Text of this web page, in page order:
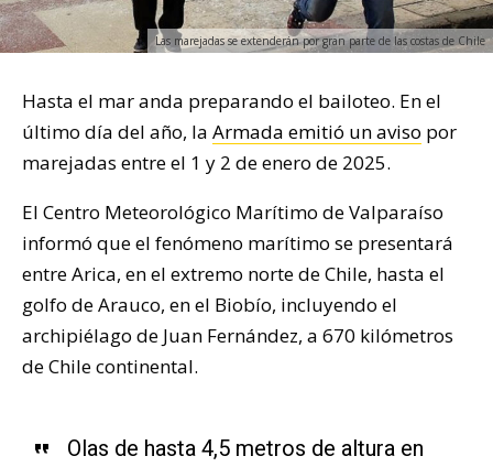
Las marejadas se extenderán por gran parte de las costas de Chile
Hasta el mar anda preparando el bailoteo. En el
último día del año, la Armada emitió un aviso por
marejadas entre el 1 y 2 de enero de 2025.
El Centro Meteorológico Marítimo de Valparaíso
informó que el fenómeno marítimo se presentará
entre Arica, en el extremo norte de Chile, hasta el
golfo de Arauco, en el Biobío, incluyendo el
archipiélago de Juan Fernández, a 670 kilómetros
de Chile continental.
Olas de hasta 4,5 metros de altura en